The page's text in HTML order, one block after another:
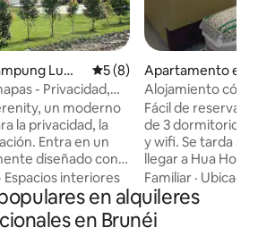
Luma
Calificación promedio: 5
5 (8)
- Privacidad,
un moderno
la privacidad, la
en un
diseñado con
y un ambiente
descansar o
de un retiro
· Espacios interiores
Apartamento en
awan
Alojamiento
Fácil de reservar.
de 3 dormitorios
y wifi. Se tarda 5 minutos en coche en
llegar a Hua Ho
Bean & Tea Leaf
cercanas. El parque Jerudong está a solo
10 minutos en
puestos de
Familiar ·
en alquileres
en Brunéi